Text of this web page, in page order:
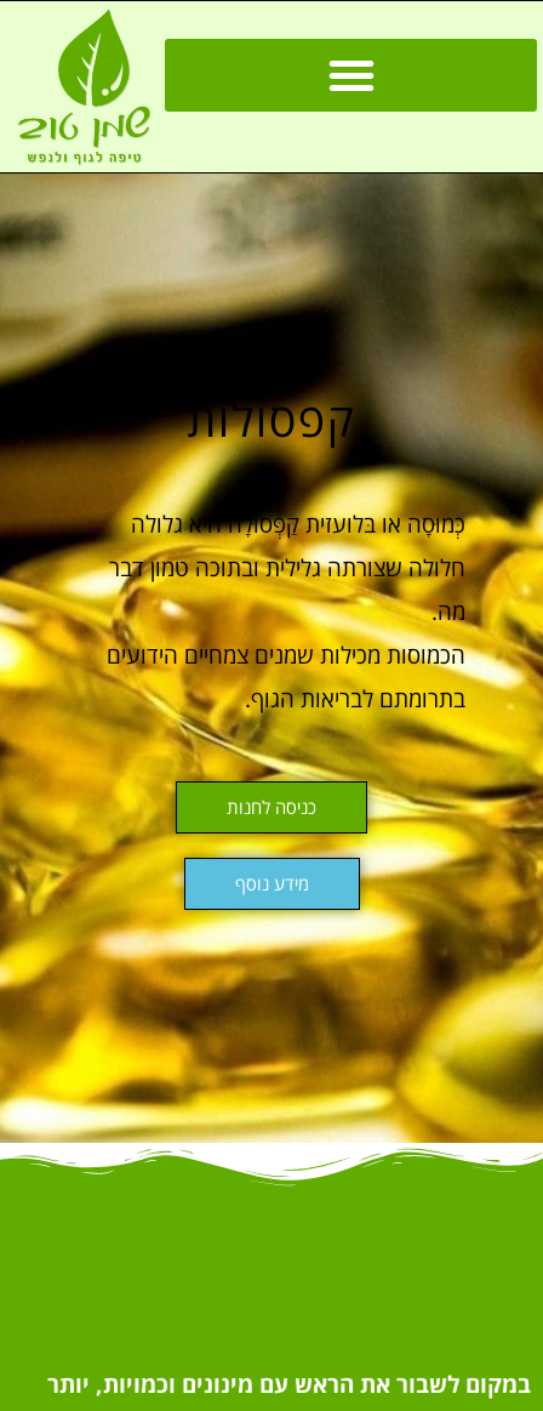
קפסולות
כְּמוּסָה או בּלועזית קַפְּסוּלָה היא גלולה
חלולה שצורתה גלילית ובתוכה טמון דבר
מה.
הכמוסות מכילות שמנים צמחיים הידועים
בתרומתם לבריאות הגוף.
כניסה לחנות
מידע נוסף
במקום לשבור את הראש עם מינונים וכמויות, יותר